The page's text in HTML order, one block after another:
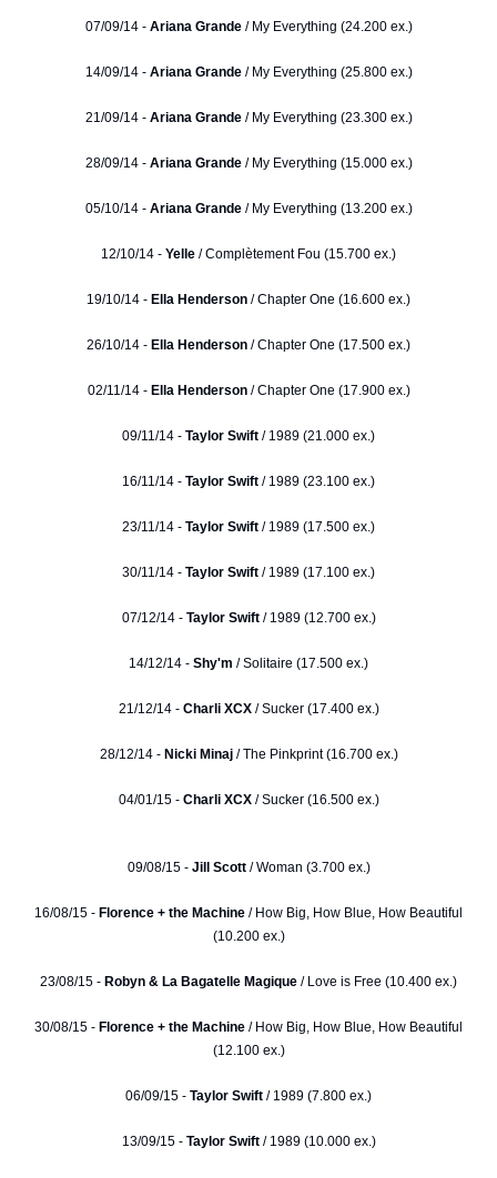
07/09/14 - Ariana Grande/ My Everything (24.200 ex.)
14/09/14 - Ariana Grande/ My Everything (25.800 ex.)
21/09/14 - Ariana Grande/ My Everything (23.300 ex.)
28/09/14 - Ariana Grande/ My Everything (15.000 ex.)
05/10/14 -Ariana Grande/ My Everything (13.200 ex.)
12/10/14 - Yelle / Complètement Fou (15.700 ex.)
19/10/14 - Ella Henderson / Chapter One (16.600 ex.)
26/10/14 - Ella Henderson / Chapter One (17.500 ex.)
02/11/14 - Ella Henderson/ Chapter One (17.900 ex.)
09/11/14 - Taylor Swift / 1989 (21.000 ex.)
16/11/14 - Taylor Swift / 1989 (23.100 ex.)
23/11/14 - Taylor Swift / 1989 (17.500 ex.)
30/11/14 - Taylor Swift / 1989 (17.100 ex.)
07/12/14 - Taylor Swift/ 1989 (12.700 ex.)
14/12/14 - Shy'm / Solitaire (17.500 ex.)
21/12/14 - Charli XCX/ Sucker (17.400 ex.)
28/12/14 -Nicki Minaj/ The Pinkprint (16.700 ex.)
04/01/15 - Charli XCX/ Sucker (16.500 ex.)
09/08/15 - Jill Scott / Woman (3.700 ex.)
16/08/15 - Florence + the Machine / How Big, How Blue, How Beautiful
(10.200 ex.)
23/08/15 - Robyn & La Bagatelle Magique / Love is Free (10.400 ex.)
30/08/15 - Florence + the Machine / How Big, How Blue, How Beautiful
(12.100 ex.)
06/09/15 - Taylor Swift / 1989 (7.800 ex.)
13/09/15 - Taylor Swift / 1989 (10.000 ex.)